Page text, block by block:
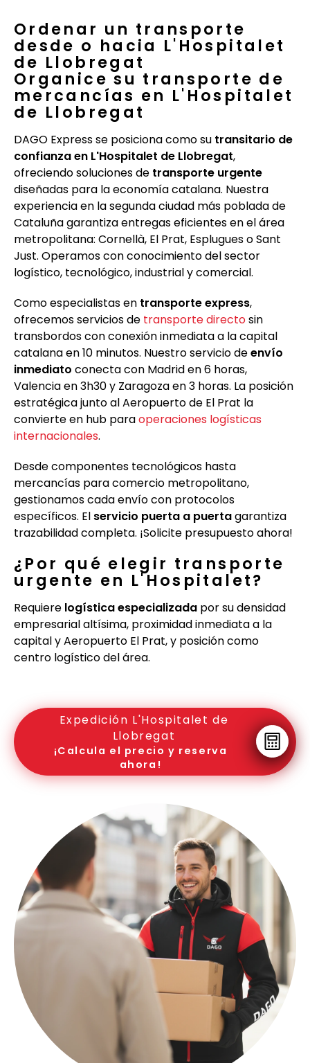
Ordenar un transporte
desde o hacia L'Hospitalet
de Llobregat
Organice su transporte de
mercancías en L'Hospitalet
de Llobregat
DAGO Express se posiciona como su transitario de
confianza en L'Hospitalet de Llobregat,
ofreciendo soluciones de transporte urgente
diseñadas para la economía catalana. Nuestra
experiencia en la segunda ciudad más poblada de
Cataluña garantiza entregas eficientes en el área
metropolitana: Cornellà, El Prat, Esplugues o Sant
Just. Operamos con conocimiento del sector
logístico, tecnológico, industrial y comercial.
Como especialistas en transporte express,
ofrecemos servicios de transporte directosin
transbordos con conexión inmediata a la capital
catalana en 10 minutos. Nuestro servicio deenvío
inmediato conecta con Madrid en 6 horas,
Valencia en 3h30 y Zaragoza en 3 horas. La posición
estratégica junto al Aeropuerto de El Prat la
convierte en hub paraoperaciones logísticas
internacionales.
Desde componentes tecnológicos hasta
mercancías para comercio metropolitano,
gestionamos cada envío con protocolos
específicos. El servicio puerta a puertagarantiza
trazabilidad completa. ¡Solicite presupuesto ahora!
¿Por qué elegir transporte
urgente en L'Hospitalet?
Requiere logística especializada por su densidad
empresarial altísima, proximidad inmediata a la
capital y Aeropuerto El Prat, y posición como
centro logístico del área.
Expedición L'Hospitalet de
Llobregat
¡Calcula el precio y reserva
ahora!